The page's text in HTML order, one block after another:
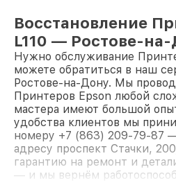
Восстановление
L110 — Ростове-
Нужно обслуживание
можете обратиться в наш
Ростове-на-Дону. Мы
Принтеров Epson любой
мастера имеют большой
удобства клиентов мы
номеру +7 (863) 209-79-87
адресу проспект Стачки,
гарантию на ремонт и
— и мы вернём